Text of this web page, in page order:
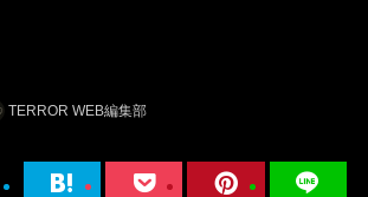
TERROR WEB編集部